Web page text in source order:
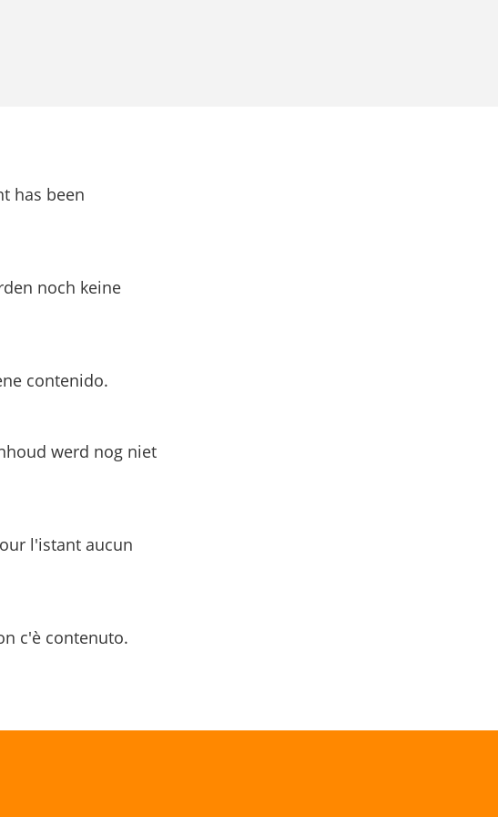
has been
noch keine
contenido.
werd nog niet
l'istant aucun
c'è contenuto.